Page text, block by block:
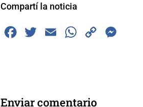
Compartí la noticia
F
b
T
E
W
A
C
Enviar comentario